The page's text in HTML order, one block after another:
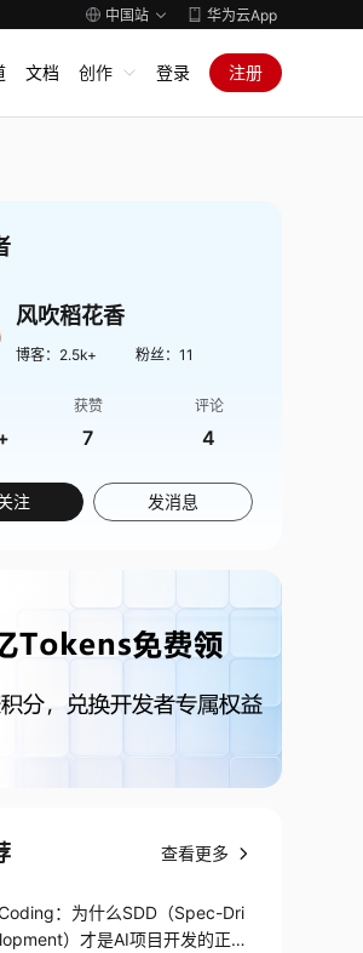
中国站 华为云App
文档 创作 登录 注册
风吹稻花香
博客： 2.5k+ 粉丝： 11
获赞
7
评论
4
注 发消息
查看更多
：为什么SDD（Spec-Dri
）才是AI项目开发的正确